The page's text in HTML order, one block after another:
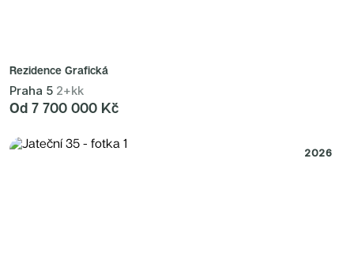
Rezidence Grafická
Praha 5 2+kk
Od 7 700 000 Kč
2026